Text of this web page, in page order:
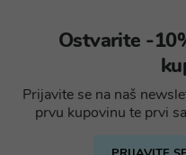
Ostvarite -
Prijavite se na naš
prvu kupovinu te prvi